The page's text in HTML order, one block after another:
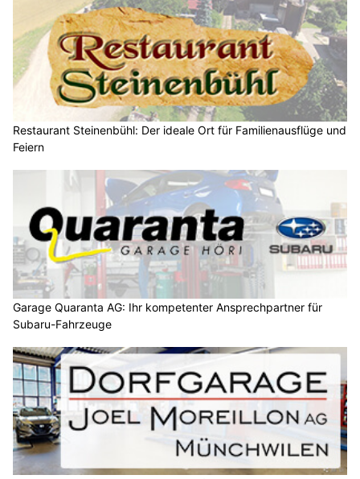
Restaurant Steinenbühl: Der ideale Ort für Familienausflüge und
Feiern
Garage Quaranta AG: Ihr kompetenter Ansprechpartner für
Subaru-Fahrzeuge